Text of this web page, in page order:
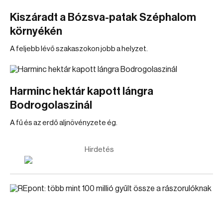
Kiszáradt a Bózsva-patak Széphalom
környékén
A feljebb lévő szakaszokon jobb a helyzet.
Harminc hektár kapott lángra
Bodrogolaszinál
A fű és az erdő aljnövényzete ég.
Hirdetés